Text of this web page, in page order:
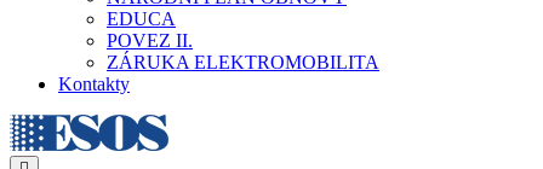
EDUCA
POVEZ II.
ZÁRUKA ELEKTROMOBILITA
Kontakty